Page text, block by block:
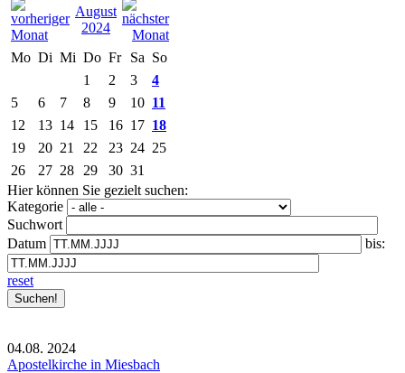
August
2024
Mo Di Mi Do Fr Sa So
1
2 3
4
5
6 7 8 9 10 11
12
13 14 15 16 17 18
19
20 21 22 23 24 25
26
27 28 29 30 31
Hier können Sie gezielt suchen:
Kategorie
Suchwort
Datum
bis:
reset
04.08. 2024
Apostelkirche in Miesbach